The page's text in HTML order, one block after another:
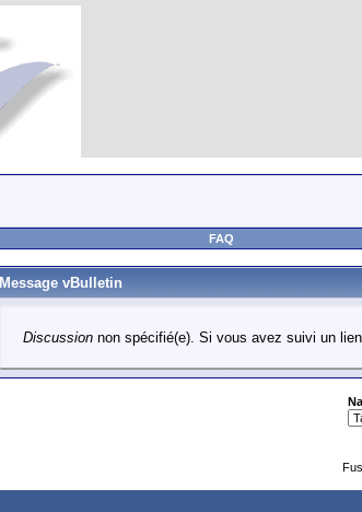
FAQ
Message vBulletin
Discussionnon spécifié(e). Si vous avez suivi un